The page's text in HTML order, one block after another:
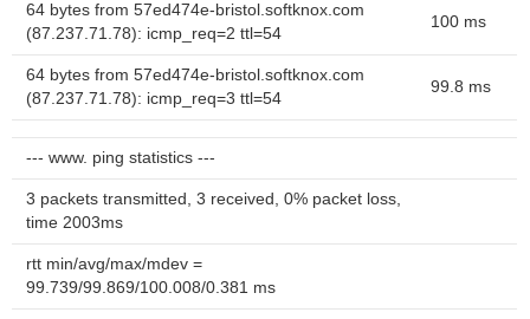
64 bytes from 57ed474e-bristol.softknox.com
(87.237.71.78): icmp_req=2 ttl=54
100 ms
64 bytes from 57ed474e-bristol.softknox.com
(87.237.71.78): icmp_req=3 ttl=54
99.8 ms
--- www. ping statistics ---
3 packets transmitted, 3 received, 0% packet loss,
time 2003ms
rtt min/avg/max/mdev =
99.739/99.869/100.008/0.381 ms